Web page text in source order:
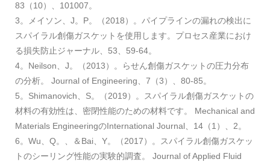
83（10）、101007。
3。メイソン、J。P。（2018）。パイプラインの漏れの検出に
スパイラル創傷ガスケットを使用します。プロセス産業におけ
る損失防止ジャーナル、53、59-64。
4。Neilson、J。（2013）。らせん創傷ガスケットの圧力分布
の分析。 Journal of Engineering、7（3）、80-85。
5。Shimanovich、S。（2019）。スパイラル創傷ガスケットの
材料の有効性は、密閉性能のための材料です。 Mechanical and
Materials EngineeringのInternational Journal、14（1）、2。
6。Wu、Q。、＆Bai、Y。（2017）。スパイラル創傷ガスケッ
トのシーリング性能の実験的調査。 Journal of Applied Fluid